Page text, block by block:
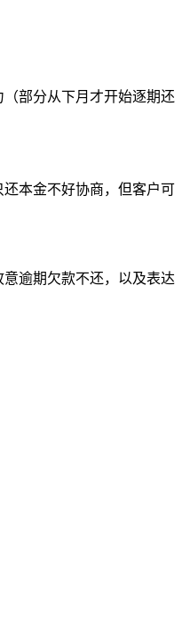
部分从下月才开始逐期还
本金不好协商，但客户可
逾期欠款不还，以及表达